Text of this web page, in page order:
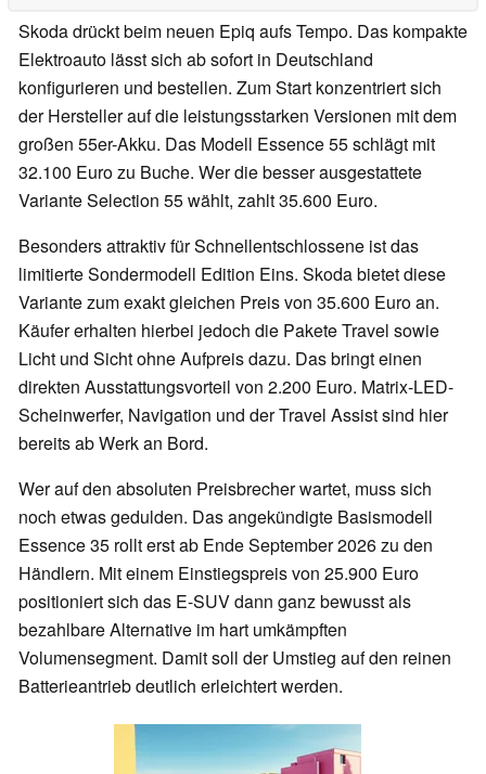
Skoda drückt beim neuen Epiq aufs Tempo. Das kompakte
Elektroauto lässt sich ab sofort in Deutschland
konfigurieren und bestellen. Zum Start konzentriert sich
der Hersteller auf die leistungsstarken Versionen mit dem
großen 55er-Akku. Das Modell Essence 55 schlägt mit
32.100 Euro zu Buche. Wer die besser ausgestattete
Variante Selection 55 wählt, zahlt 35.600 Euro.
Besonders attraktiv für Schnellentschlossene ist das
limitierte Sondermodell Edition Eins. Skoda bietet diese
Variante zum exakt gleichen Preis von 35.600 Euro an.
Käufer erhalten hierbei jedoch die Pakete Travel sowie
Licht und Sicht ohne Aufpreis dazu. Das bringt einen
direkten Ausstattungsvorteil von 2.200 Euro. Matrix-LED-
Scheinwerfer, Navigation und der Travel Assist sind hier
bereits ab Werk an Bord.
Wer auf den absoluten Preisbrecher wartet, muss sich
noch etwas gedulden. Das angekündigte Basismodell
Essence 35 rollt erst ab Ende September 2026 zu den
Händlern. Mit einem Einstiegspreis von 25.900 Euro
positioniert sich das E-SUV dann ganz bewusst als
bezahlbare Alternative im hart umkämpften
Volumensegment. Damit soll der Umstieg auf den reinen
Batterieantrieb deutlich erleichtert werden.